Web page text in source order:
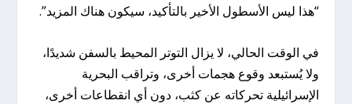
“هذا ليس الأسطول الأخير بالتأكيد، سيكون هناك المزيد”.
في الوقت الحالي، لا يزال التوتر المحيط بالسفن شديدًا،
ولا يُستبعد وقوع هجمات أخرى، وتراقب البحرية
الإسرائيلية تحركاته عن كثب، دون أي انقطاعات أخرى،